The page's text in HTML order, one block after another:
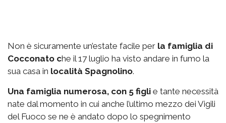
Non è sicuramente un’estate facile per la famiglia di
Cocconato che il 17 luglio ha visto andare in fumo la
sua casa in località Spagnolino.
Una famiglia numerosa, con 5 figli e tante necessità
nate dal momento in cui anche l’ultimo mezzo dei Vigili
del Fuoco se ne è andato dopo lo spegnimento